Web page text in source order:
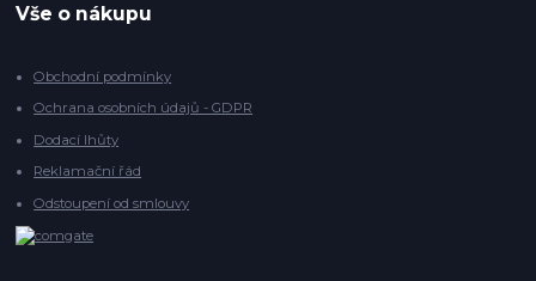
Vše o nákupu
Obchodní podmínky
Ochrana osobních údajů - GDPR
Dodací lhůty
Reklamační řád
Odstoupení od smlouvy